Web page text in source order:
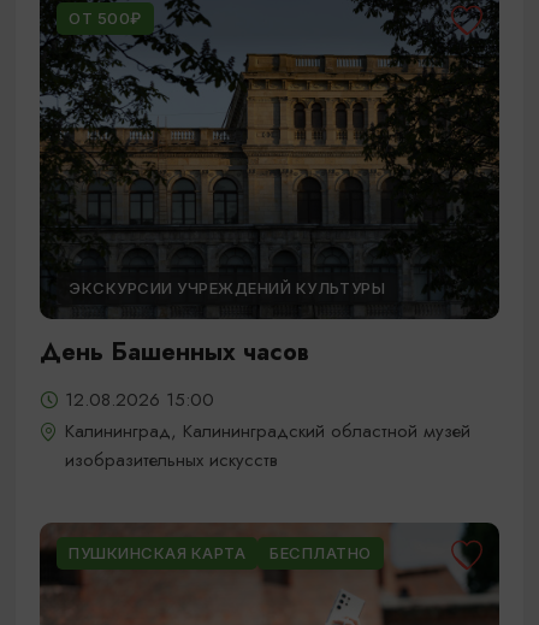
ОТ 500₽
ЭКСКУРСИИ УЧРЕЖДЕНИЙ КУЛЬТУРЫ
День Башенных часов
12.08.2026 15:00
Калининград, Калининградский областной музей
изобразительных искусств
ПУШКИНСКАЯ КАРТА БЕСПЛАТНО